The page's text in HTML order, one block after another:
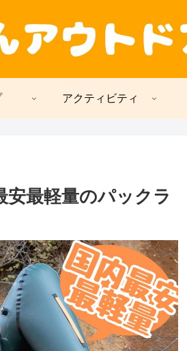
アクティビティ
最軽量のパックラ